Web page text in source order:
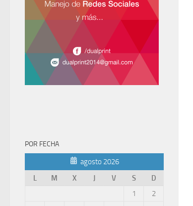
POR FECHA
agosto 2026
L
M X J V S
D
1
2